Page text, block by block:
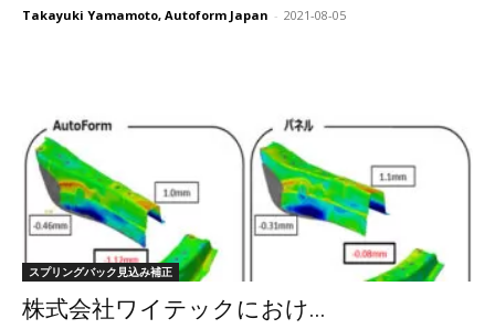
Takayuki Yamamoto, Autoform Japan - 2021-08-05
スプリングバック見込み補正
株式会社ワイテックにおけ...